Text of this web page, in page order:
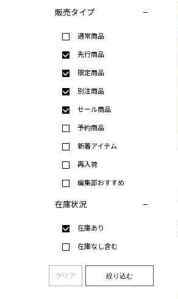
販売タイプ
通常商品
先行商品
限定商品
別注商品
セール商品
予約商品
新着アイテム
再入荷
編集部おすすめ
在庫状況
在庫あり
在庫なし含む
クリア 絞り込む